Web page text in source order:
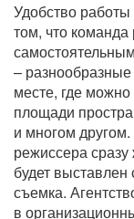
Удобство работы
том, что
–
месте, где
площади
и многом
режиссера
будет выставлен
съемка.
в